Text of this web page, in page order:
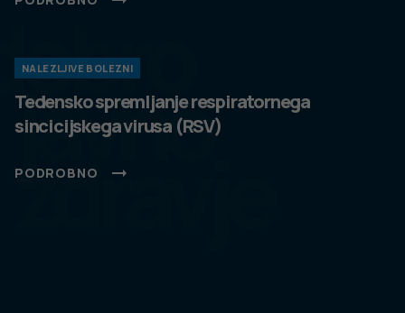
javno
zdravje
NALEZLJIVE BOLEZNI
Tedensko spremljanje respiratornega
sincicijskega virusa (RSV)
PODROBNO